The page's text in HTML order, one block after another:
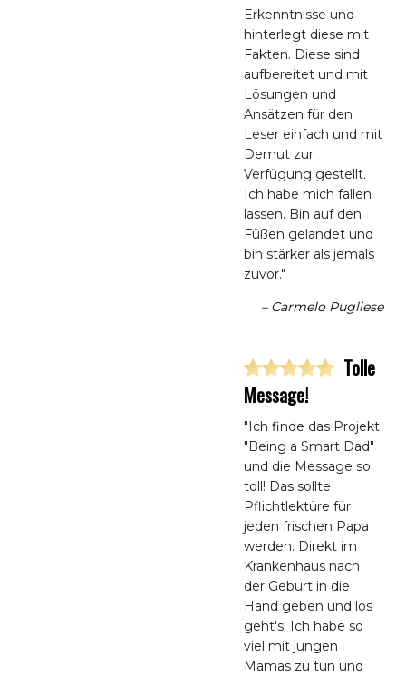
Erkenntnisse und
hinterlegt diese mit
Fakten. Diese sind
aufbereitet und mit
Lösungen und
Ansätzen für den
Leser einfach und mit
Demut zur
Verfügung gestellt.
Ich habe mich fallen
lassen. Bin auf den
Füßen gelandet und
bin stärker als jemals
zuvor."
– Carmelo Pugliese
Tolle
Message!
"Ich finde das Projekt
"Being a Smart Dad"
und die Message so
toll! Das sollte
Pflichtlektüre für
jeden frischen Papa
werden. Direkt im
Krankenhaus nach
der Geburt in die
Hand geben und los
geht's! Ich habe so
viel mit jungen
Mamas zu tun und